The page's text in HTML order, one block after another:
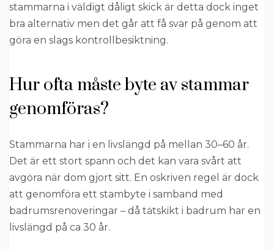
stammarna i väldigt dåligt skick är detta dock inget
bra alternativ men det går att få svar på genom att
göra en slags kontrollbesiktning.
Hur ofta måste byte av stammar
genomföras?
Stammarna har i en livslängd på mellan 30–60 år.
Det är ett stort spann och det kan vara svårt att
avgöra när dom gjort sitt. En oskriven regel är dock
att genomföra ett stambyte i samband med
badrumsrenoveringar – då tätskikt i badrum har en
livslängd på ca 30 år.